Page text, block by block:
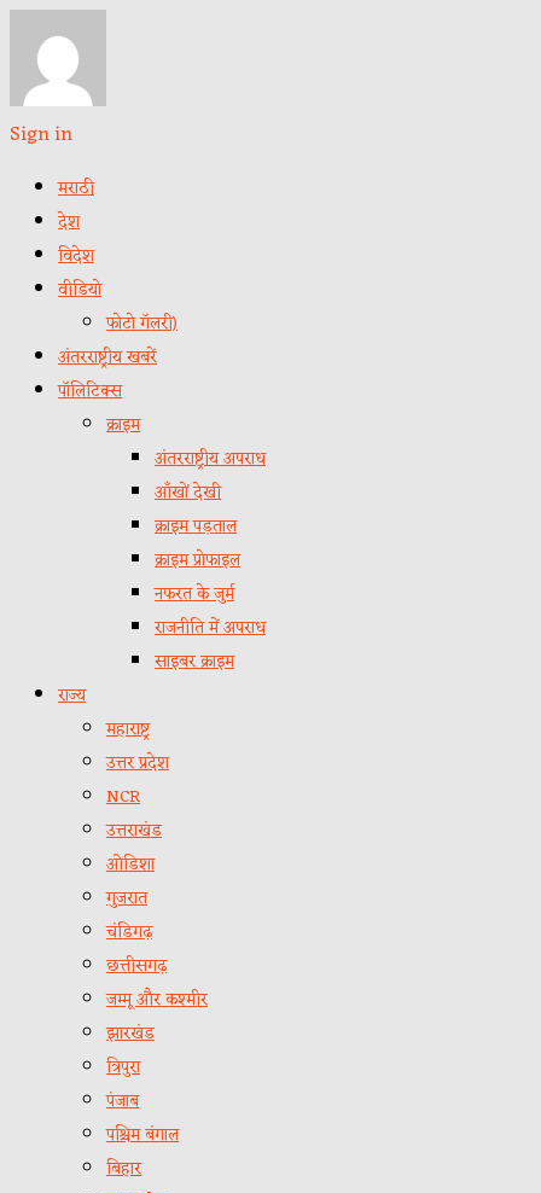
Sign in
मराठी
देश
विदेश
वीडियो
फोटो गॅलरी)
अंतरराष्ट्रीय खबरें
पॉलिटिक्स
क्राइम
अंतरराष्ट्रीय अपराध
आँखों देखी
क्राइम पड़ताल
क्राइम प्रोफाइल
नफरत के जुर्म
राजनीति में अपराध
साइबर क्राइम
राज्य
महाराष्ट्र
उत्तर प्रदेश
NCR
उत्तराखंड
ओडिशा
गुजरात
चंडिगढ़
छत्तीसगढ़
जम्मू और कश्मीर
झारखंड
त्रिपुरा
पंजाब
पश्चिम बंगाल
बिहार